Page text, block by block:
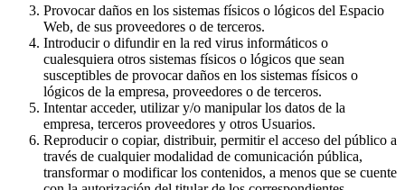
Provocar daños en los sistemas físicos o lógicos del Espacio
Web, de sus proveedores o de terceros.
Introducir o difundir en la red virus informáticos o
cualesquiera otros sistemas físicos o lógicos que sean
susceptibles de provocar daños en los sistemas físicos o
lógicos de la empresa, proveedores o de terceros.
Intentar acceder, utilizar y/o manipular los datos de la
empresa, terceros proveedores y otros Usuarios.
Reproducir o copiar, distribuir, permitir el acceso del público a
través de cualquier modalidad de comunicación pública,
transformar o modificar los contenidos, a menos que se cuente